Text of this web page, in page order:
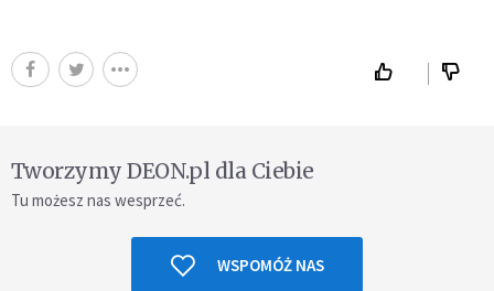
Tworzymy DEON.pl dla Ciebie
Tu możesz nas wesprzeć.
WSPOMÓŻ NAS